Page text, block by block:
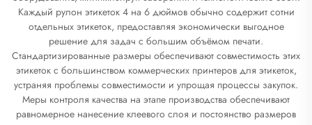
Каждый рулон этикеток 4 на 6 дюймов обычно содержит сотни
отдельных этикеток, предоставляя экономически выгодное
решение для задач с большим объёмом печати.
Стандартизированные размеры обеспечивают совместимость этих
этикеток с большинством коммерческих принтеров для этикеток,
устраняя проблемы совместимости и упрощая процессы закупок.
Меры контроля качества на этапе производства обеспечивают
равномерное нанесение клеевого слоя и постоянство размеров